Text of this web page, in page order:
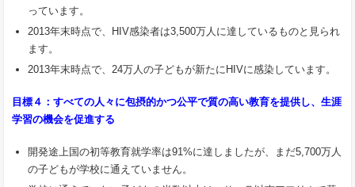
っています。
2013年末時点で、HIV感染者は3,500万人に達しているものと見られ
ます。
2013年末時点で、24万人の子どもが新たにHIVに感染しています。
目標４：すべての人々に包摂的かつ公平で質の高い教育を提供し、生涯
学習の機会を促進する
開発途上国の初等教育就学率は91%に達しましたが、まだ5,700万人
の子どもが学校に通えていません。